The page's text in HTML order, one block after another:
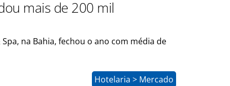
mais de 200 mil
na Bahia, fechou o ano com média de
Hotelaria > Mercado